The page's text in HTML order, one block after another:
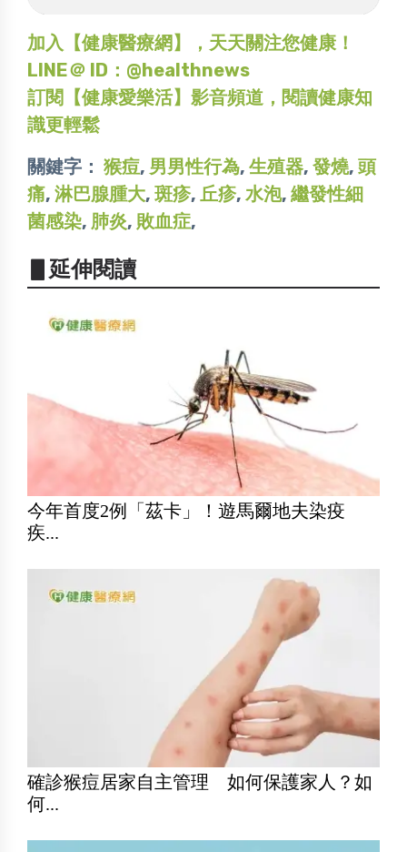
加入【健康醫療網】，天天關注您健康！
LINE＠ ID：@healthnews
訂閱【健康愛樂活】影音頻道，閱讀健康知
識更輕鬆
關鍵字： 猴痘, 男男性行為, 生殖器, 發燒, 頭
痛, 淋巴腺腫大, 斑疹, 丘疹, 水泡, 繼發性細
菌感染, 肺炎, 敗血症,
▋延伸閱讀
今年首度2例「茲卡」！遊馬爾地夫染疫
疾...
確診猴痘居家自主管理 如何保護家人？如
何...